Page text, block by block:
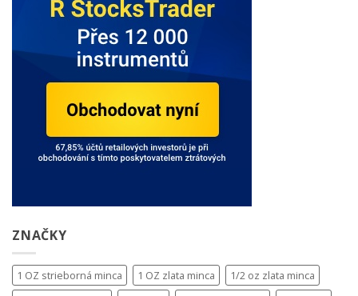
ZNAČKY
1 OZ strieborná minca 1 OZ zlata minca
1/2 oz zlata minca